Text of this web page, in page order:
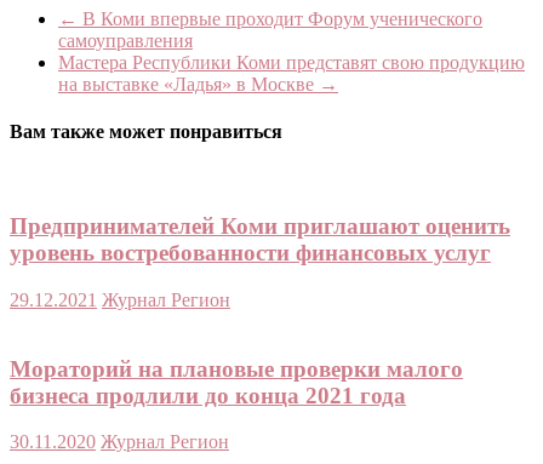
← В Коми впервые проходит Форум ученического
самоуправления
Мастера Республики Коми представят свою продукцию
на выставке «Ладья» в Москве →
Вам также может понравиться
Предпринимателей Коми приглашают оценить
уровень востребованности финансовых услуг
29.12.2021 Журнал Регион
Мораторий на плановые проверки малого
бизнеса продлили до конца 2021 года
30.11.2020 Журнал Регион